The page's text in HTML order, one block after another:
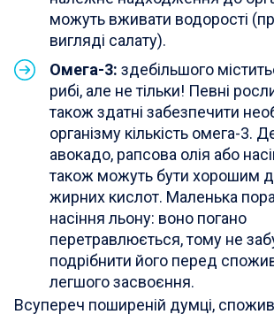
можуть вживати водорості
вигляді салату).
Омега-3: здебільшого
рибі, але не тільки! Певні
також здатні забезпечити
організму кількість омега-3.
авокадо, рапсова олія або
також можуть бути хорошим
жирних кислот. Маленька
насіння льону: воно погано
перетравлюється, тому не
подрібнити його перед
легшого засвоєння.
Всупереч поширеній думці,